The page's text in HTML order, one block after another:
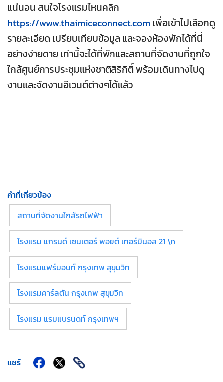
แน่นอน สนใจโรงแรมไหนคลิก
https://www.thaimiceconnect.comเพื่อเข้าไปเลือกดู
รายละเอียด เปรียบเทียบข้อมูล และจองห้องพักได้ที่นี่
อย่างง่ายดาย เท่านี้จะได้ที่พักและสถานที่จัดงานที่ถูกใจ
ใกล้ศูนย์การประชุมแห่งชาติสิริกิติ์ พร้อมเดินทางไปดู
งานและจัดงานอีเวนต์ต่างๆได้แล้ว
คำที่เกี่ยวข้อง
สถานที่จัดงานใกล้รถไฟฟ้า
โรงแรม แกรนด์ เซนเตอร์ พอยต์ เทอร์มินอล 21 \n
โรงแรมแฟร์มอนท์ กรุงเทพ สุขุมวิท
โรงแรมคาร์ลตัน กรุงเทพ สุขุมวิท
โรงแรม แรมแบรนดท์ กรุงเทพฯ
แชร์